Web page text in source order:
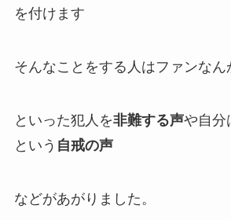
を付けま す
そんなことをする人はファンなん
といった犯人を非難する声や自分
という 自戒の声
などがあがりました。